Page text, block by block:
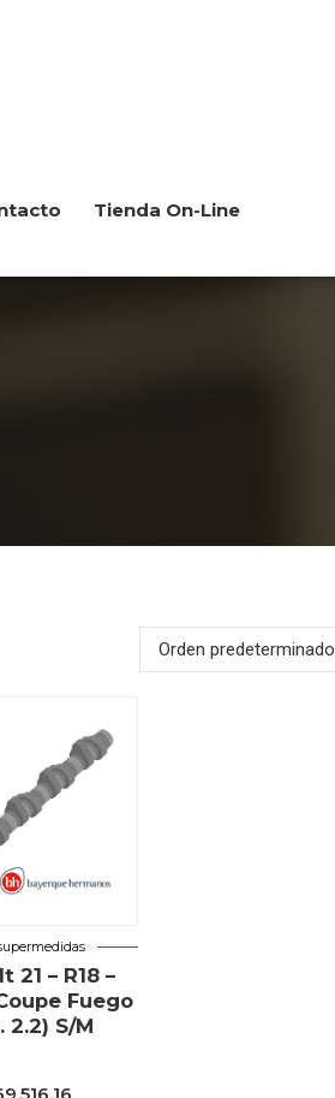
Tienda On-Line
Orden predeterminado
21 – R18 –
Fuego
2.2) S/M